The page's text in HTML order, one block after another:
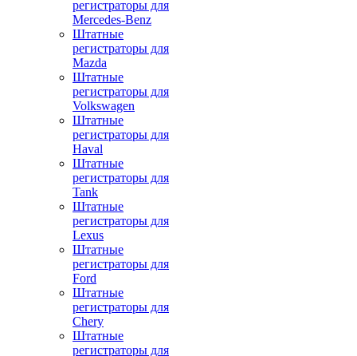
регистраторы для
Mercedes-Benz
Штатные
регистраторы для
Mazda
Штатные
регистраторы для
Volkswagen
Штатные
регистраторы для
Haval
Штатные
регистраторы для
Tank
Штатные
регистраторы для
Lexus
Штатные
регистраторы для
Ford
Штатные
регистраторы для
Chery
Штатные
регистраторы для